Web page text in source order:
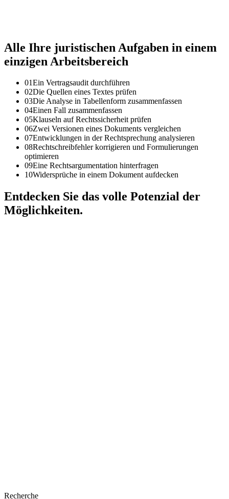
Alle Ihre juristischen Aufgaben in einem
einzigen Arbeitsbereich
01Ein Vertragsaudit durchführen
02Die Quellen eines Textes prüfen
03Die Analyse in Tabellenform zusammenfassen
04Einen Fall zusammenfassen
05Klauseln auf Rechtssicherheit prüfen
06Zwei Versionen eines Dokuments vergleichen
07Entwicklungen in der Rechtsprechung analysieren
08Rechtschreibfehler korrigieren und Formulierungen
optimieren
09Eine Rechtsargumentation hinterfragen
10Widersprüche in einem Dokument aufdecken
Entdecken Sie das volle Potenzial der
Möglichkeiten.
Recherche